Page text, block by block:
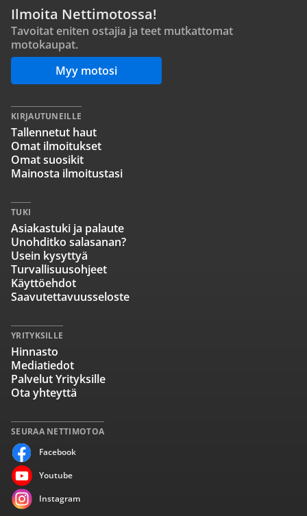
Ilmoita Nettimotossa!
Tavoitat eniten ostajia ja teet mutkattomat
motokaupat.
Myy motosi
SEURAA NETTIMOTOA
Facebook
Youtube
Instagram
KIRJAUTUNEILLE
Tallennetut haut
Omat ilmoitukset
Omat suosikit
Mainosta ilmoitustasi
TUKI
Asiakastuki ja palaute
Unohditko salasanan?
Usein kysyttyä
Turvallisuusohjeet
Käyttöehdot
Saavutettavuusseloste
YRITYKSILLE
Hinnasto
Mediatiedot
Palvelut Yrityksille
Ota yhteyttä